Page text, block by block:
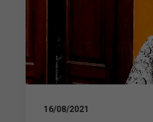
16/08/2021